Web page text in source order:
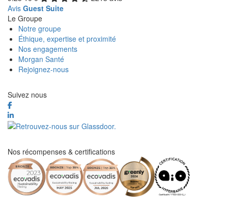
Avis Guest Suite
Le Groupe
Notre groupe
Éthique, expertise et proximité
Nos engagements
Morgan Santé
Rejoignez-nous
Suivez nous
Nos récompenses & certifications